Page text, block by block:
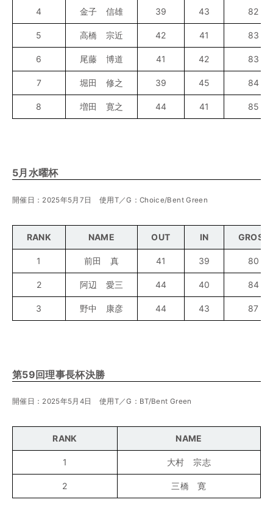
4 金子 信雄 39 43 82
5 高橋 宗近 42 41 83
6 尾藤 博道 41 42 83
7 堀田 修之 39 45 84
8 増田 寛之 44 41 85
5月水曜杯
開催日：2025年5月7日 使用T／G：Choice/Bent Green
RANK NAME OUT IN GROSS
1 前田 真 41 39 80
2 阿辺 愛三 44 40 84
3 野中 康彦 44 43 87
第59回理事長杯決勝
開催日：2025年5月4日 使用T／G：BT/Bent Green
RANK NAME
1 大村 宗志
2 三橋 寛